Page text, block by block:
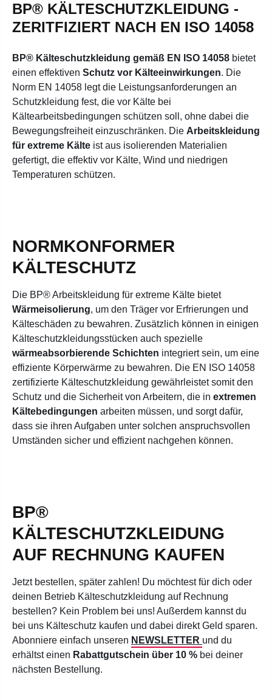
BP® KÄLTESCHUTZKLEIDUNG -
ZERITFIZIERT NACH EN ISO 14058
BP® Kälteschutzkleidung gemäß EN ISO 14058 bietet
einen effektiven Schutz vor Kälteeinwirkungen. Die
Norm EN 14058 legt die Leistungsanforderungen an
Schutzkleidung fest, die vor Kälte bei
Kältearbeitsbedingungen schützen soll, ohne dabei die
Bewegungsfreiheit einzuschränken. Die Arbeitskleidung
für extreme Kälte ist aus isolierenden Materialien
gefertigt, die effektiv vor Kälte, Wind und niedrigen
Temperaturen schützen.
NORMKONFORMER
KÄLTESCHUTZ
Die BP® Arbeitskleidung für extreme Kälte bietet
Wärmeisolierung, um den Träger vor Erfrierungen und
Kälteschäden zu bewahren. Zusätzlich können in einigen
Kälteschutzkleidungsstücken auch spezielle
wärmeabsorbierende Schichten integriert sein, um eine
effiziente Körperwärme zu bewahren. Die EN ISO 14058
zertifizierte Kälteschutzkleidung gewährleistet somit den
Schutz und die Sicherheit von Arbeitern, die in extremen
Kältebedingungen arbeiten müssen, und sorgt dafür,
dass sie ihren Aufgaben unter solchen anspruchsvollen
Umständen sicher und effizient nachgehen können.
BP®
KÄLTESCHUTZKLEIDUNG
AUF RECHNUNG KAUFEN
Jetzt bestellen, später zahlen! Du möchtest für dich oder
deinen Betrieb Kälteschutzkleidung auf Rechnung
bestellen? Kein Problem bei uns! Außerdem kannst du
bei uns Kälteschutz kaufen und dabei direkt Geld sparen.
Abonniere einfach unseren NEWSLETTER und du
erhältst einen Rabattgutschein über 10 % bei deiner
nächsten Bestellung.